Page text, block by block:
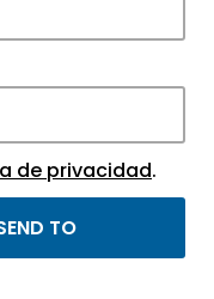
drive
de privacidad.